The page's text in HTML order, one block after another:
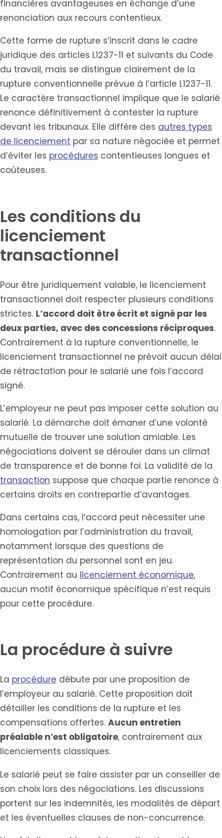
financières avantageuses en échange d’une
renonciation aux recours contentieux.
Cette forme de rupture s’inscrit dans le cadre
juridique des articles L1237-11 et suivants du Code
du travail, mais se distingue clairement de la
rupture conventionnelle prévue à l’article L1237-11.
Le caractère transactionnel implique que le salarié
renonce définitivement à contester la rupture
devant les tribunaux. Elle diffère des autres types
de licenciement par sa nature négociée et permet
d’éviter les procédures contentieuses longues et
coûteuses.
Les conditions du
licenciement
transactionnel
Pour être juridiquement valable, le licenciement
transactionnel doit respecter plusieurs conditions
strictes. L’accord doit être écrit et signé par les
deux parties, avec des concessions réciproques.
Contrairement à la rupture conventionnelle, le
licenciement transactionnel ne prévoit aucun délai
de rétractation pour le salarié une fois l’accord
signé.
L’employeur ne peut pas imposer cette solution au
salarié. La démarche doit émaner d’une volonté
mutuelle de trouver une solution amiable. Les
négociations doivent se dérouler dans un climat
de transparence et de bonne foi. La validité de la
transaction suppose que chaque partie renonce à
certains droits en contrepartie d’avantages.
Dans certains cas, l’accord peut nécessiter une
homologation par l’administration du travail,
notamment lorsque des questions de
représentation du personnel sont en jeu.
Contrairement au licenciement économique,
aucun motif économique spécifique n’est requis
pour cette procédure.
La procédure à suivre
La procédure débute par une proposition de
l’employeur au salarié. Cette proposition doit
détailler les conditions de la rupture et les
compensations offertes. Aucun entretien
préalable n’est obligatoire, contrairement aux
licenciements classiques.
Le salarié peut se faire assister par un conseiller de
son choix lors des négociations. Les discussions
portent sur les indemnités, les modalités de départ
et les éventuelles clauses de non-concurrence.